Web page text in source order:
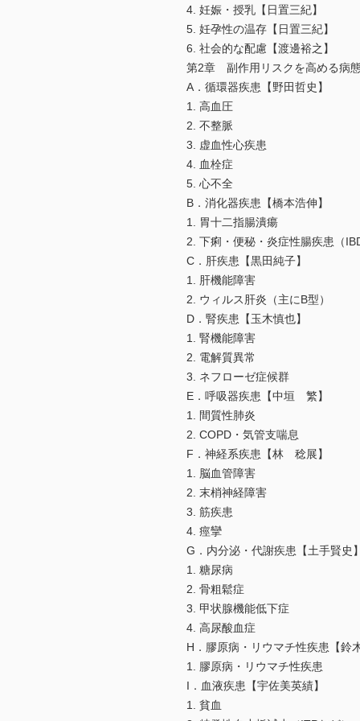
4. 妊娠・授乳【日置三紀】
5. 妊孕性の温存【日置三紀】
6. 社会的な配慮【渡邊裕之】
第2章 副作用リスクを高める病
A．循環器疾患【野田哲史】
1. 高血圧
2. 不整脈
3. 虚血性心疾患
4. 血栓症
5. 心不全
B．消化器疾患【橋本浩伸】
1. 胃十二指腸潰瘍
2. 下痢・便秘・炎症性腸疾患（
C．肝疾患【黒田純子】
1. 肝機能障害
2. ウィルス肝炎（主にB型）
D．腎疾患【玉木慎也】
1. 腎機能障害
2. 電解質異常
3. ネフローゼ症候群
E．呼吸器疾患【中垣 繁】
1. 間質性肺炎
2. COPD・気管支喘息
F．神経系疾患【林 稔展】
1. 脳血管障害
2. 末梢神経障害
3. 筋疾患
4. 痙攣
G．内分泌・代謝疾患【土手賢史】
1. 糖尿病
2. 骨粗鬆症
3. 甲状腺機能低下症
4. 高尿酸血症
H．膠原病・リウマチ性疾患【鈴
1. 膠原病・リウマチ性疾患
I．血液疾患【宇佐美英績】
1. 貧血